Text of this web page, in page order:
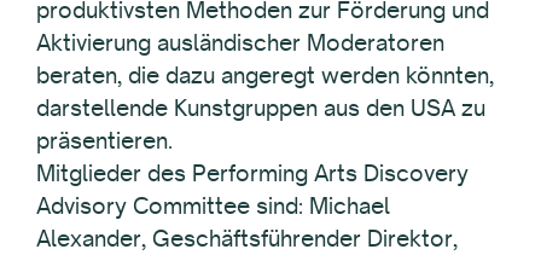
produktivsten Methoden zur Förderung und
Aktivierung ausländischer Moderatoren
beraten, die dazu angeregt werden könnten,
darstellende Kunstgruppen aus den USA zu
präsentieren.
Mitglieder des Performing Arts Discovery
Advisory Committee sind: Michael
Alexander, Geschäftsführender Direktor,